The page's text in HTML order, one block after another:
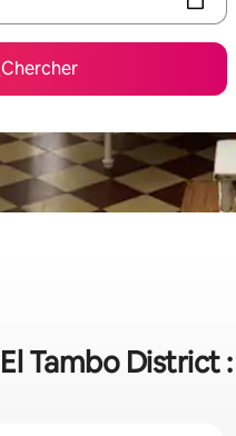
Chercher
El Tambo District